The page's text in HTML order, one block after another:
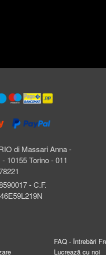
di Massari Anna -
10155 Torino - 011
- C.F.
FAQ - Întrebări
Lucrează cu noi